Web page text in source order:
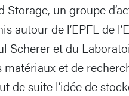
Storage, un groupe
autour de l’EPFL de
Scherer et du
matériaux et de
de suite l’idée de